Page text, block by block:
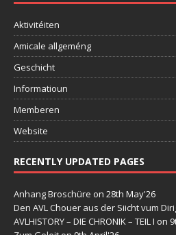
Aktivitéiten
Amicale allgeméng
Geschicht
Informatioun
Memberen
Website
RECENTLY UPDATED PAGES
Anhang Broschüre on 28th May'26
Den AVL Chouer aus der Siicht vum
AVLHISTORY – DIE CHRONIK – TEIL I on